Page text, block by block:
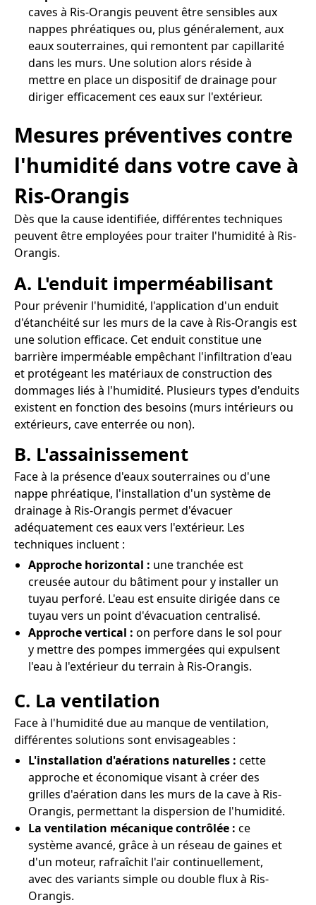
caves à Ris-Orangis peuvent être sensibles aux
nappes phréatiques ou, plus généralement, aux
eaux souterraines, qui remontent par capillarité
dans les murs. Une solution alors réside à
mettre en place un dispositif de drainage pour
diriger efficacement ces eaux sur l'extérieur.
Mesures préventives contre
l'humidité dans votre cave à
Ris-Orangis
Dès que la cause identifiée, différentes techniques
peuvent être employées pour traiter l'humidité à Ris-
Orangis.
A. L'enduit imperméabilisant
Pour prévenir l'humidité, l'application d'un enduit
d'étanchéité sur les murs de la cave à Ris-Orangis est
une solution efficace. Cet enduit constitue une
barrière imperméable empêchant l'infiltration d'eau
et protégeant les matériaux de construction des
dommages liés à l'humidité. Plusieurs types d'enduits
existent en fonction des besoins (murs intérieurs ou
extérieurs, cave enterrée ou non).
B. L'assainissement
Face à la présence d'eaux souterraines ou d'une
nappe phréatique, l'installation d'un système de
drainage à Ris-Orangis permet d'évacuer
adéquatement ces eaux vers l'extérieur. Les
techniques incluent :
Approche horizontal : une tranchée est
creusée autour du bâtiment pour y installer un
tuyau perforé. L'eau est ensuite dirigée dans ce
tuyau vers un point d'évacuation centralisé.
Approche vertical : on perfore dans le sol pour
y mettre des pompes immergées qui expulsent
l'eau à l'extérieur du terrain à Ris-Orangis.
C. La ventilation
Face à l'humidité due au manque de ventilation,
différentes solutions sont envisageables :
L'installation d'aérations naturelles : cette
approche et économique visant à créer des
grilles d'aération dans les murs de la cave à Ris-
Orangis, permettant la dispersion de l'humidité.
La ventilation mécanique contrôlée : ce
système avancé, grâce à un réseau de gaines et
d'un moteur, rafraîchit l'air continuellement,
avec des variants simple ou double flux à Ris-
Orangis.